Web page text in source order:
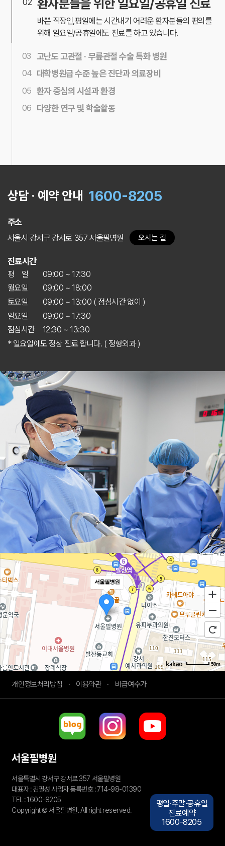
평일·주말·공휴일
진료예약
1600-8205
접근성으로쉽게 내원 방문이 가능한 위치에 자리잡고
있습니다.
환자분들을 위한 일요일/공휴일 진료
바쁜 직장인,평일에는 시간내기 어려운 환자분들의 편의를
위해 일요일/공휴일에도 진료를 하고 있습니다.
03 고난도 고관절 · 무릎관절 수술 특화 병원
왔으며특히 정형외과에서 가장 고난도 수술로 평가받는
고관절 내시경 수술 특화 병원입니다.
04 대학병원급 수준 높은 진단과 의료장비
소홀하지않으며, 대학병원급에서나 보유하고 있는
의료장비를 보유하여체계적이고 정확한 진단을 하고
05 환자 중심의 시설과 환경
동선과 쾌적한 환경을 제공합니다.
06 다양한 연구 및 학술활동
상담 · 예약 안내 1600-8205
주소
서울시 강서구 강서로 357 서울필병원 오시는 길
진료시간
평 일
09:00 ~ 17:30
월요일
09:00 ~ 18:00
토요일
09:00 ~ 13:00 ( 점심시간 없이 )
일요일
09:00 ~ 17:30
점심시간
12:30 ~ 13:30
* 일요일에도 정상 진료 합니다. ( 정형외과 )
서울필병원
50m
로드뷰
서울필병원
서울특별시 강서구 강서로 357 서울필병원
대표자 : 김필성 사업자 등록번호 : 714-98-01390
TEL : 1600-8205
Copyright © 서울필병원. All right reserved.
개인정보처리방침 · 이용약관 · 비급여수가